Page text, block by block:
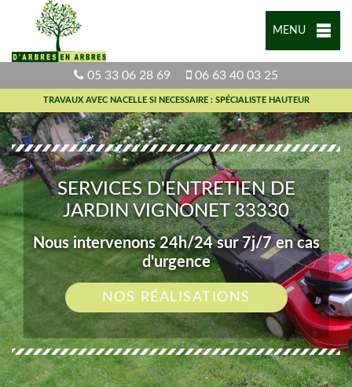
MENU
05 33 06 28 69 06 63 40 03 25
TRAVAUX AVEC NACELLE SI NECESSAIRE : SPÉCIALISTE HAUTEUR
SERVICES D'ENTRETIEN DE
JARDIN VIGNONET 33330
Nous intervenons 24h/24 sur 7j/7 en cas
d'urgence
NOS RÉALISATIONS